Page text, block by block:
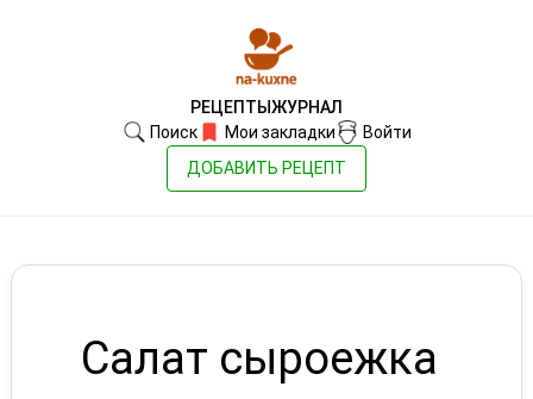
РЕЦЕПТЫ ЖУРНАЛ
Поиск
Мои закладки
Войти
ДОБАВИТЬ РЕЦЕПТ
Салат сыроежка